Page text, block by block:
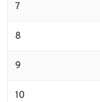
7
8
9
10